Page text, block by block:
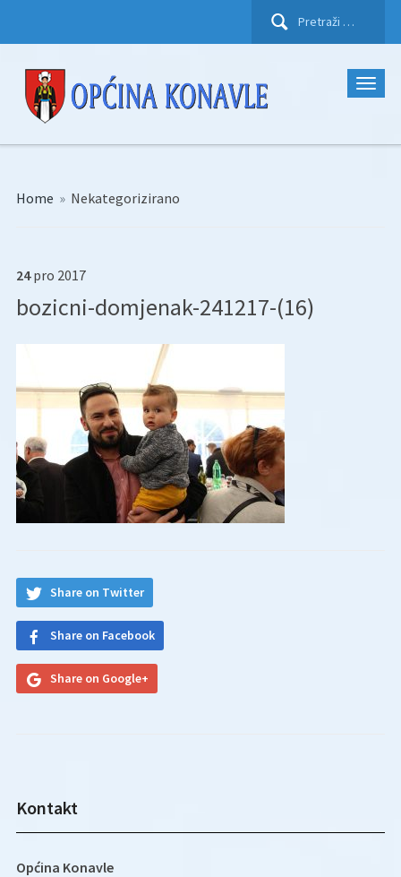
Pretraži:
Home » Nekategorizirano
24 pro 2017
bozicni-domjenak-241217-(16)
Share on Twitter
Share on Facebook
Share on Google+
Kontakt
Općina Konavle